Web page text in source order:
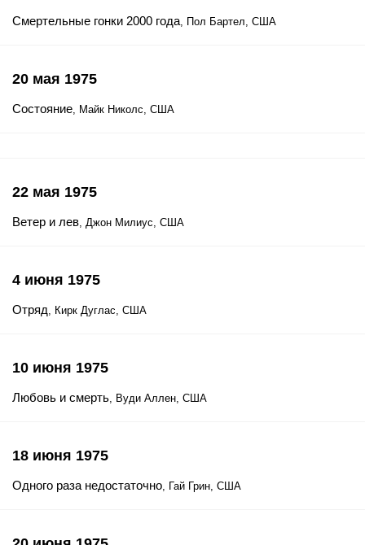
Смертельные гонки 2000 года, Пол Бартел, США
20 мая 1975
Состояние, Майк Николс, США
22 мая 1975
Ветер и лев, Джон Милиус, США
4 июня 1975
Отряд, Кирк Дуглас, США
10 июня 1975
Любовь и смерть, Вуди Аллен, США
18 июня 1975
Одного раза недостаточно, Гай Грин, США